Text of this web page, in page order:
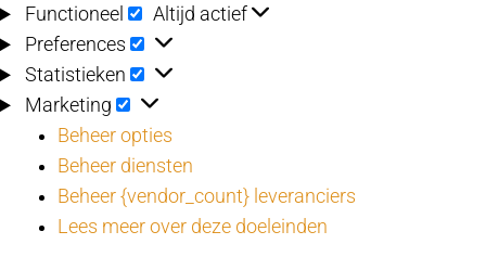
Functioneel
Functioneel
Altijd actief
Preferences
Preferences
Statistieken Statistieken
Marketing Marketing
Beheer opties
Beheer diensten
Beheer {vendor_count} leveranciers
Lees meer over deze doeleinden